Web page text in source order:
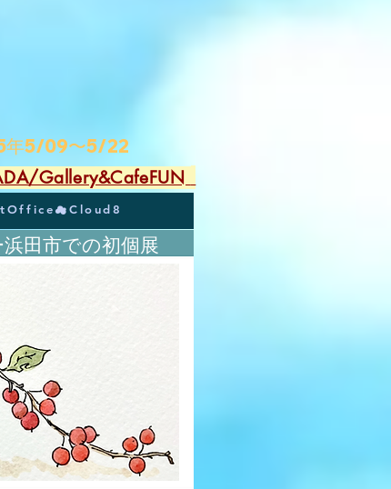
年5/09〜5/22
Gallery&CafeFUN
田市での初個展